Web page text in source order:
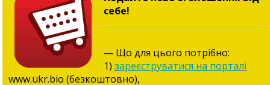
себе!
— Що для цього потрібно:
1)зареєструватися на порталі
www.ukr.bio (безкоштовно),